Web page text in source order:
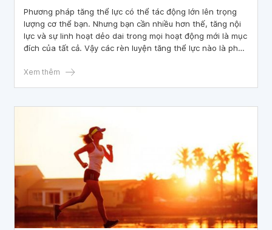
Phương pháp tăng thể lực có thể tác động lớn lên trọng
lượng cơ thể bạn. Nhưng bạn cần nhiều hơn thế, tăng nội
lực và sự linh hoạt dẻo dai trong mọi hoạt động mới là mục
đích của tất cả. Vậy các rèn luyện tăng thể lực nào là phù
Xem thêm